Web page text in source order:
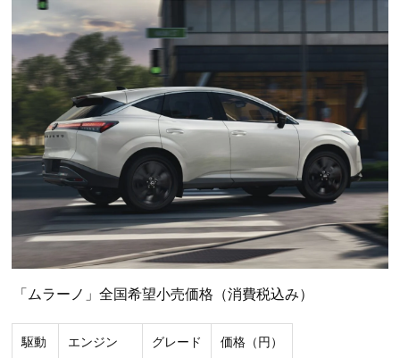
「ムラーノ」全国希望小売価格（消費税込み）
駆動 エンジン グレード 価格（円）